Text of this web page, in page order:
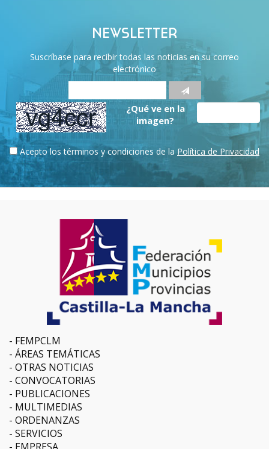
NEWSLETTER
Suscríbase para recibir todas las noticias en su correo
electrónico
¿Qué ve en la
imagen?
Acepto los términos y condiciones de la Política de Privacidad
FEMPCLM
ÁREAS TEMÁTICAS
OTRAS NOTICIAS
CONVOCATORIAS
PUBLICACIONES
MULTIMEDIAS
ORDENANZAS
SERVICIOS